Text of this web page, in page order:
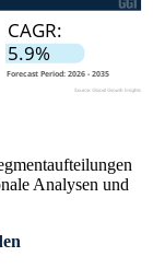
Analysen und